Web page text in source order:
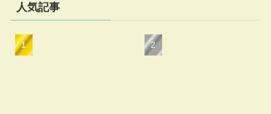
人気記事